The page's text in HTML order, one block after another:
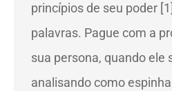
princípios de seu poder
palavras. Pague com a
sua persona, quando ele
analisando como